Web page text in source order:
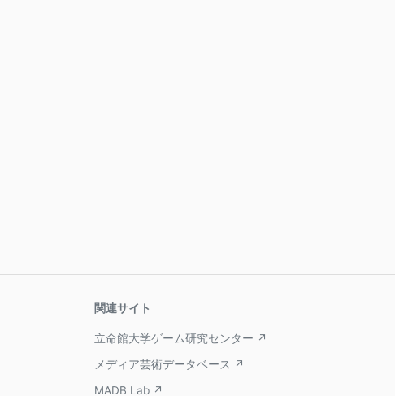
関連サイト
立命館大学ゲーム研究センター ↗
メディア芸術データベース ↗
MADB Lab ↗